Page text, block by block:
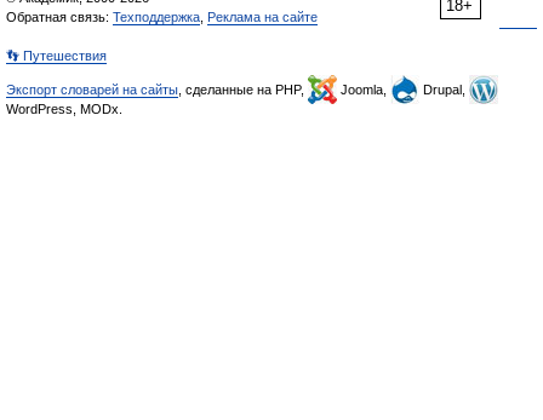
18+
Обратная связь: Техподдержка Реклама на сайте
👣 Путешествия
Экспорт словарей на сайты , сделанные на PHP, Joomla,
Drupal,
WordPress, MODx.